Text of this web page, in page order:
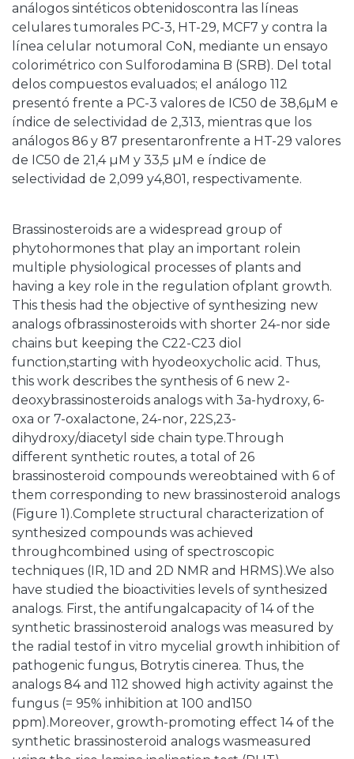
análogos sintéticos obtenidoscontra las líneas
celulares tumorales PC-3, HT-29, MCF7 y contra la
línea celular notumoral CoN, mediante un ensayo
colorimétrico con Sulforodamina B (SRB). Del total
delos compuestos evaluados; el análogo 112
presentó frente a PC-3 valores de IC50 de 38,6µM e
índice de selectividad de 2,313, mientras que los
análogos 86 y 87 presentaronfrente a HT-29 valores
de IC50 de 21,4 µM y 33,5 µM e índice de
selectividad de 2,099 y4,801, respectivamente.
Brassinosteroids are a widespread group of
phytohormones that play an important rolein
multiple physiological processes of plants and
having a key role in the regulation ofplant growth.
This thesis had the objective of synthesizing new
analogs ofbrassinosteroids with shorter 24-nor side
chains but keeping the C22-C23 diol
function,starting with hyodeoxycholic acid. Thus,
this work describes the synthesis of 6 new 2-
deoxybrassinosteroids analogs with 3a-hydroxy, 6-
oxa or 7-oxalactone, 24-nor, 22S,23-
dihydroxy/diacetyl side chain type.Through
different synthetic routes, a total of 26
brassinosteroid compounds wereobtained with 6 of
them corresponding to new brassinosteroid analogs
(Figure 1).Complete structural characterization of
synthesized compounds was achieved
throughcombined using of spectroscopic
techniques (IR, 1D and 2D NMR and HRMS).We also
have studied the bioactivities levels of synthesized
analogs. First, the antifungalcapacity of 14 of the
synthetic brassinosteroid analogs was measured by
the radial testof in vitro mycelial growth inhibition of
pathogenic fungus, Botrytis cinerea. Thus, the
analogs 84 and 112 showed high activity against the
fungus (= 95% inhibition at 100 and150
ppm).Moreover, growth-promoting effect 14 of the
synthetic brassinosteroid analogs wasmeasured